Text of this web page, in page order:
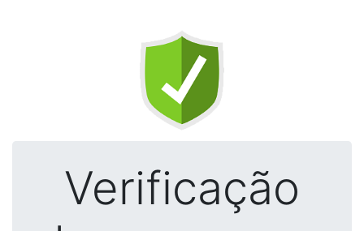
Verificação